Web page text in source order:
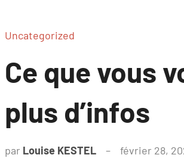
Uncategorized
Ce que vous
plus d’infos
par Louise KESTEL février 28,